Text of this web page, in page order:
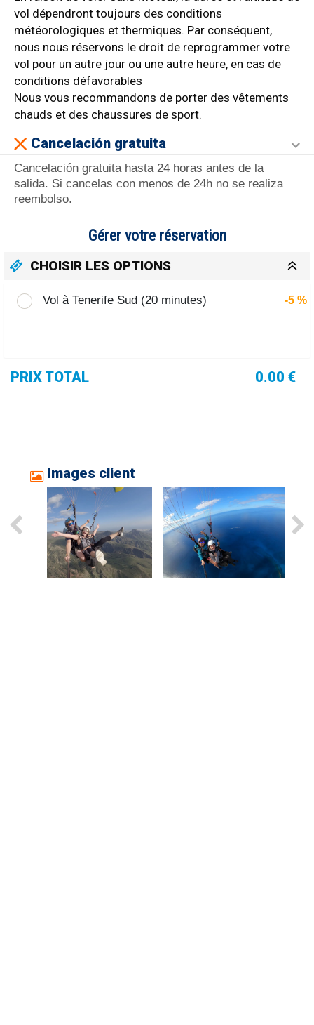
vol dépendront toujours des conditions
météorologiques et thermiques. Par conséquent,
nous nous réservons le droit de reprogrammer votre
vol pour un autre jour ou une autre heure, en cas de
conditions défavorables
Nous vous recommandons de porter des vêtements
chauds et des chaussures de sport.
Cancelación gratuita
Cancelación gratuita hasta 24 horas antes de la
salida. Si cancelas con menos de 24h no se realiza
reembolso.
Gérer votre réservation
CHOISIR LES OPTIONS
Vol à Tenerife Sud (20 minutes) -5 %
PRIX TOTAL 0.00 €
Images client